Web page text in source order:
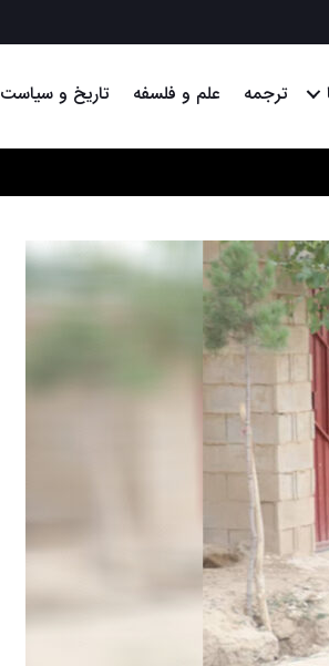
ترجمه علم و فلسفه تاریخ و سیاست